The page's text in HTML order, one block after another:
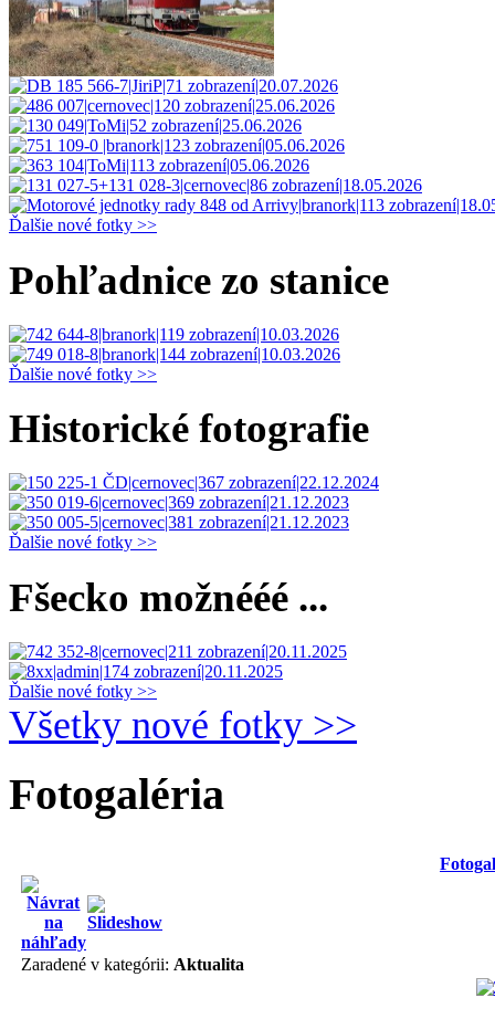
Ďalšie nové fotky >>
Pohľadnice zo stanice
Ďalšie nové fotky >>
Historické fotografie
Ďalšie nové fotky >>
Fšecko možnééé ...
Ďalšie nové fotky >>
Všetky nové fotky >>
Fotogaléria
Zaradené v kategórii: Aktualita